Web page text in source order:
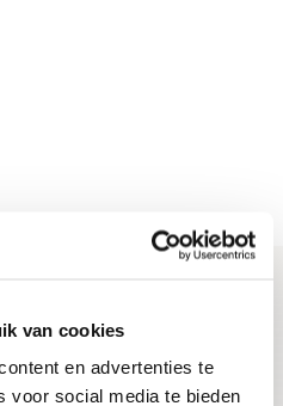
van cookies
en advertenties te
voor social media te bieden
proeverijen en